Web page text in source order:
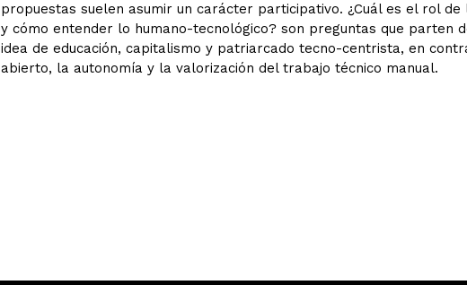
propuestas suelen asumir un carácter participativo. ¿Cuál es el rol
y cómo entender lo humano-tecnológico? son preguntas que parten
idea de educación, capitalismo y patriarcado tecno-centrista, en
abierto, la autonomía y la valorización del trabajo técnico manual.